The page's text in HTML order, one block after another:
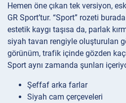
Hemen öne çıkan tek versiyon,
GR Sport’tur. “Sport” rozeti
estetik kaygı taşısa da, parlak
siyah tavan rengiyle oluşturulan
görünüm, trafik içinde gözden
Sport aynı zamanda şunları
Şeffaf arka farlar
Siyah cam çerçeveleri